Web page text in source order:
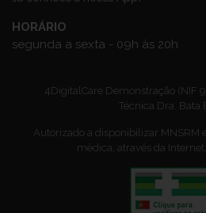
HORÁRIO
segunda a sexta - 09h às 20h
4DigitalCare Demonstração (NIF
Técnica Dra. Bata
Autorizado a disponibilizar MNSRM
médica, através da